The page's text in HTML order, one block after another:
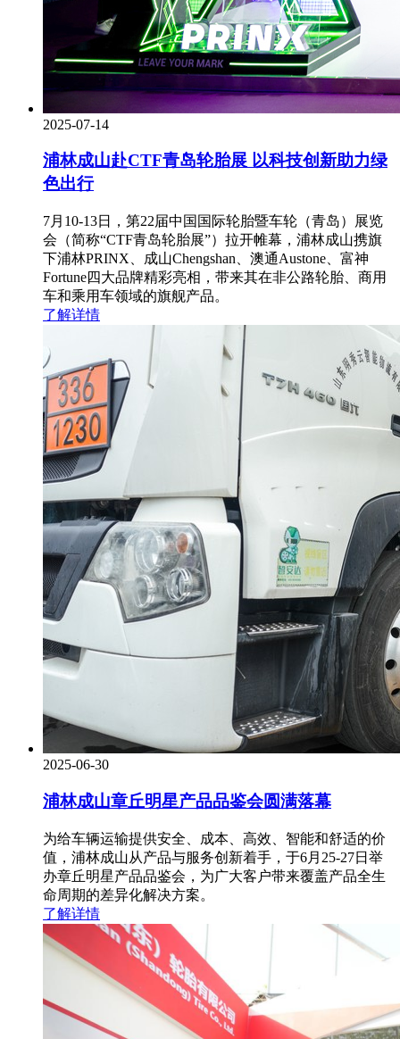
2025-07-14
浦林成山赴CTF青岛轮胎展 以科技创新助力绿
色出行
7月10-13日，第22届中国国际轮胎暨车轮（青岛）展览
会（简称“CTF青岛轮胎展”）拉开帷幕，浦林成山携旗
下浦林PRINX、成山Chengshan、澳通Austone、富神
Fortune四大品牌精彩亮相，带来其在非公路轮胎、商用
车和乘用车领域的旗舰产品。
了解详情
2025-06-30
浦林成山章丘明星产品品鉴会圆满落幕
为给车辆运输提供安全、成本、高效、智能和舒适的价
值，浦林成山从产品与服务创新着手，于6月25-27日举
办章丘明星产品品鉴会，为广大客户带来覆盖产品全生
命周期的差异化解决方案。
了解详情